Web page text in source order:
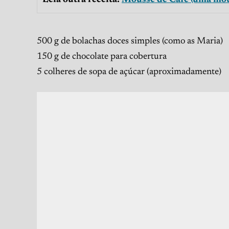
500 g de bolachas doces simples (como as Maria)
150 g de chocolate para cobertura
5 colheres de sopa de açúcar (aproximadamente)